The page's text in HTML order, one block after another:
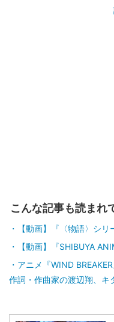
こんな記事も読まれ
【動画】『〈物語〉シ
【動画】『SHIBUYA
アニメ『WIND
作詞・作曲家の渡辺翔、キ